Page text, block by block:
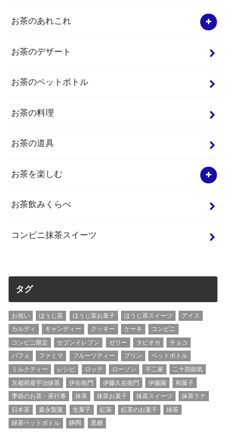
お茶のあれこれ
お茶のデザート
お茶のペットボトル
お茶の料理
お茶の道具
お茶を楽しむ
お茶飲みくらべ
コンビニ抹茶スイーツ
タグ
お祝い ほうじ茶 ほうじ茶お菓子 ほうじ茶スイーツ
アイス
カルディ
キャンディー クッキー ケーキ
コンビニ
コンビニ限定
セブンイレブン ゼリー タピオカ
チョコ
パフェ
ファミマ フルーツティー プリン
ペットボトル
ミルクティー
レシピ ロッテ ローソン 不二家
二十四節気
京都府産宇治抹茶
伊右衛門 伊藤久右衛門 伊藤園
和菓子
季節のお茶・茶行事
抹茶 抹茶お菓子 抹茶スイーツ
抹茶ラテ
日本茶
森永製菓 生菓子 紅茶 紅茶のお菓子
緑茶
緑茶ペットボトル
静岡 黒糖